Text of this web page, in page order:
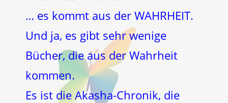
… es kommt aus der WAHRHEIT.
Und ja, es gibt sehr wenige
Bücher, die aus der Wahrheit
kommen.
Es ist die Akasha-Chronik, die